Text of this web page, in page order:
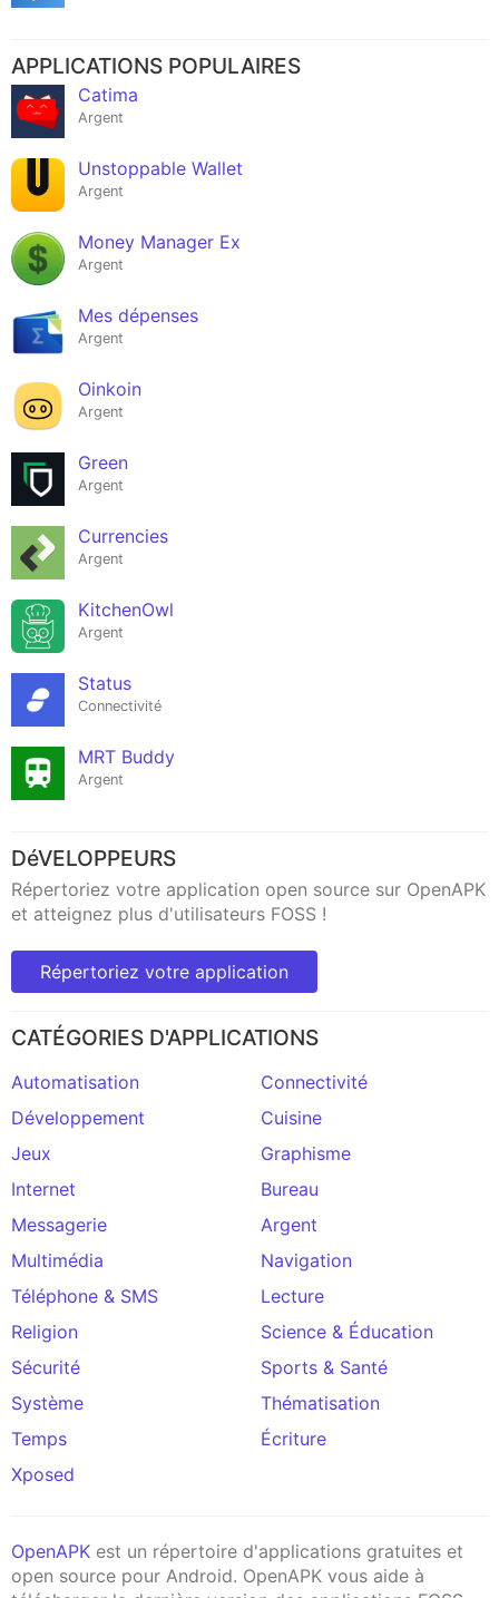
APPLICATIONS POPULAIRES
Catima
Argent
Unstoppable Wallet
Argent
Money Manager Ex
Argent
Mes dépenses
Argent
Oinkoin
Argent
Green
Argent
Currencies
Argent
KitchenOwl
Argent
Status
Connectivité
MRT Buddy
Argent
DéVELOPPEURS
Répertoriez votre application open source sur OpenAPK
et atteignez plus d'utilisateurs FOSS !
Répertoriez votre application
CATÉGORIES D'APPLICATIONS
Automatisation
Connectivité
Développement
Cuisine
Jeux
Graphisme
Internet
Bureau
Messagerie
Argent
Multimédia
Navigation
Téléphone & SMS
Lecture
Religion
Science & Éducation
Sécurité
Sports & Santé
Système
Thématisation
Temps
Écriture
Xposed
OpenAPK est un répertoire d'applications gratuites et
open source pour Android. OpenAPK vous aide à